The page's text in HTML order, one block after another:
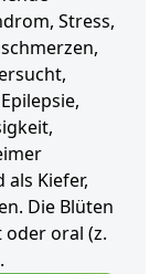
Stress,
Kiefer,
Die Blüten
oral (z.